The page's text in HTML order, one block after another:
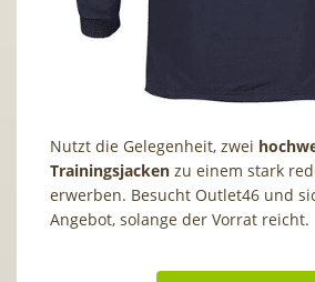
Nutzt die Gelegenheit, zwei
Trainingsjacken zu einem stark
erwerben. Besucht Outlet46 und
Angebot, solange der Vorrat reicht.